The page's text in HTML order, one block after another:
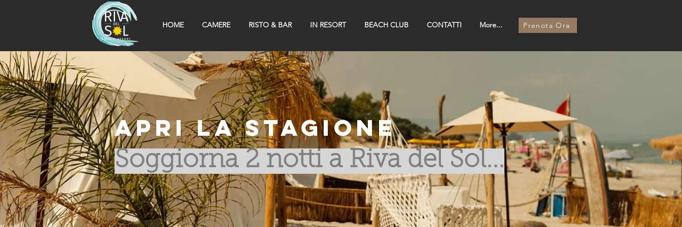
HOME CAMERE RISTO & BAR IN RESORT BEACH CLUB CONTATTI More... Prenota Ora
Apri la Stagione
Soggiorna 2 notti a Riva del Sol...